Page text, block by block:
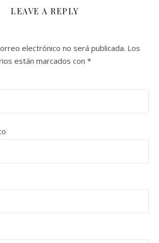
LEAVE A REPLY
electrónico no será publicada. Los
están marcados con *